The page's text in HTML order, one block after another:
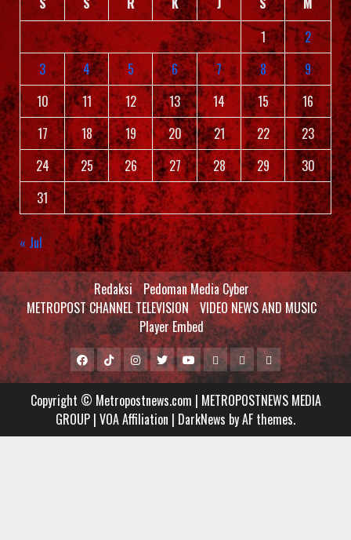
1
2
3
4 5 6 7 8
9
10
11 12 13 14 15
16
17
18 19 20 21 22
23
24
25 26 27 28 29
30
31
« Jul
Redaksi Pedoman Media Cyber
METROPOST CHANNEL TELEVISION VIDEO NEWS AND MUSIC
Player Embed
Facebook
Tiktok
Metropostnews
Media
Group
Instagram
TwitterYoutubeMCTVVIDEO
NEWS
AND
MUSIC
Player
Embed
Copyright © Metropostnews.com | METROPOSTNEWS MEDIA
GROUP | VOA Affiliation | DarkNews by AF themes.